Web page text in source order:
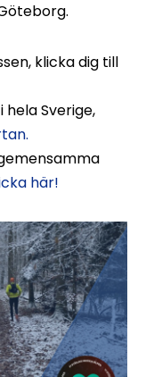
klicka dig till
Sverige,
här!